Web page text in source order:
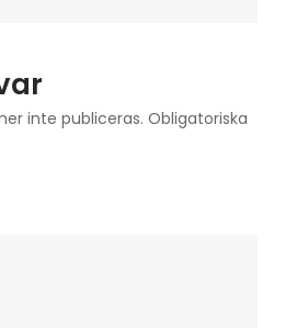
inte publiceras. Obligatoriska